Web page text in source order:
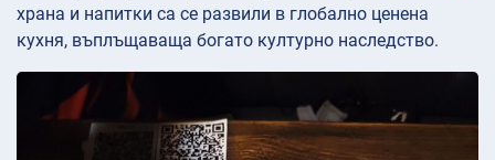
храна и напитки са се развили в глобално ценена
кухня, въплъщаваща богато културно наследство.